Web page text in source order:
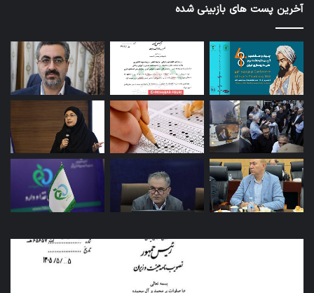
آخرین پست های بازبینی شده